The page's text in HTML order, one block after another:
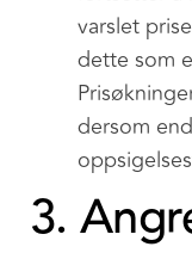
varslet
dette som
dersom
3.